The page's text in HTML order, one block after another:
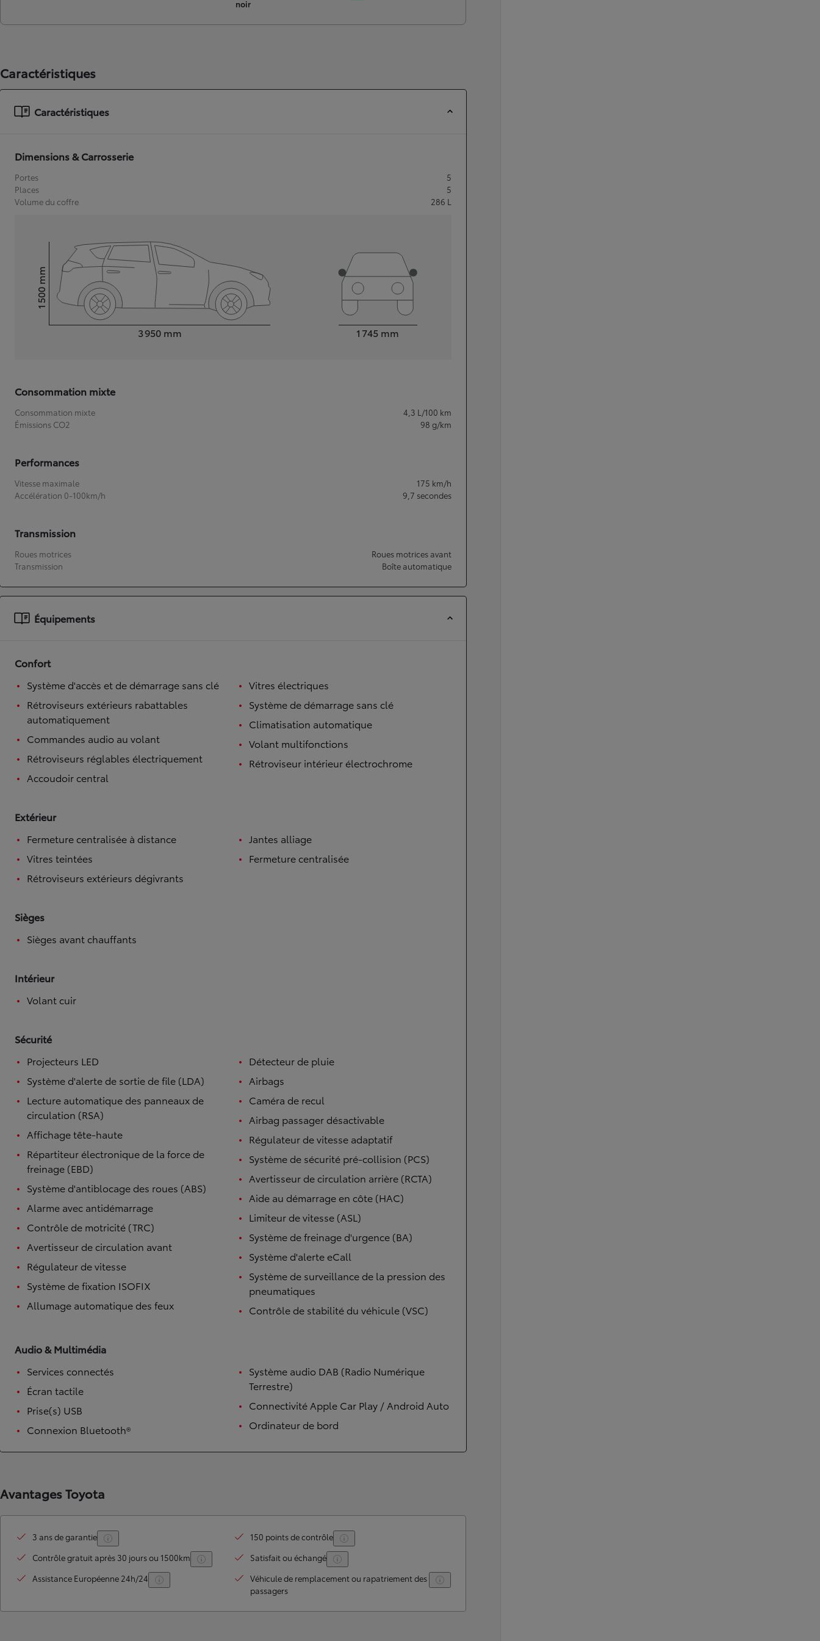
À partir de 19 700 €
TOYOTA C-HR
Disponible rapidement
noir
Caractéristiques
Caractéristiques
Dimensions & Carrosserie
Portes
5
Places
5
Volume du coffre
286 L
3 950 mm
Hauteur1 500
mm
1 745 mm
Consommation mixte
Consommation mixte 4,3 L/100 km
Émissions CO2
98 g/km
Performances
Vitesse maximale 175 km/h
Accélération 0-100km/h
9,7 secondes
Transmission
Roues motrices
Roues motrices avant
Transmission
Boîte automatique
Équipements
Confort
Système d'accès et de démarrage sans clé
Rétroviseurs extérieurs rabattables
automatiquement
Commandes audio au volant
Rétroviseurs réglables électriquement
Accoudoir central
Vitres électriques
Système de démarrage sans clé
Climatisation automatique
Volant multifonctions
Rétroviseur intérieur électrochrome
Extérieur
Fermeture centralisée à distance
Vitres teintées
Rétroviseurs extérieurs dégivrants
Jantes alliage
Fermeture centralisée
Sièges
Sièges avant chauffants
Intérieur
Volant cuir
Sécurité
Projecteurs LED
Système d'alerte de sortie de file (LDA)
Lecture automatique des panneaux de
circulation (RSA)
Affichage tête-haute
Répartiteur électronique de la force de
freinage (EBD)
Système d'antiblocage des roues (ABS)
Alarme avec antidémarrage
Contrôle de motricité (TRC)
Avertisseur de circulation avant
Régulateur de vitesse
Système de fixation ISOFIX
Allumage automatique des feux
Détecteur de pluie
Airbags
Caméra de recul
Airbag passager désactivable
Régulateur de vitesse adaptatif
Système de sécurité pré-collision (PCS)
Avertisseur de circulation arrière (RCTA)
Aide au démarrage en côte (HAC)
Limiteur de vitesse (ASL)
Système de freinage d'urgence (BA)
Système d'alerte eCall
Système de surveillance de la pression des
pneumatiques
Contrôle de stabilité du véhicule (VSC)
Audio & Multimédia
Services connectés
Écran tactile
Prise(s) USB
Connexion Bluetooth®
Système audio DAB (Radio Numérique
Terrestre)
Connectivité Apple Car Play / Android Auto
Ordinateur de bord
Avantages Toyota
3 ans de garantie
150 points de contrôle
Contrôle gratuit après 30 jours ou 1500km
Satisfait ou échangé
Assistance Européenne 24h/24
Véhicule de remplacement ou rapatriement des
passagers